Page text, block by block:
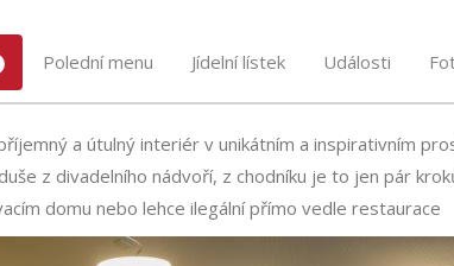
Polední menu Jídelní lístek Události
a útulný interiér v unikátním a inspirativním
z divadelního nádvoří, z chodníku je to jen pár
domu nebo lehce ilegální přímo vedle restaurace